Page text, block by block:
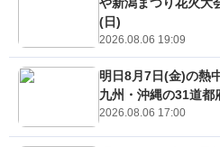
(日)
2026.08.06 19:09
明日8月7日(金)の熱
九州・沖縄の31道都
2026.08.06 17:00